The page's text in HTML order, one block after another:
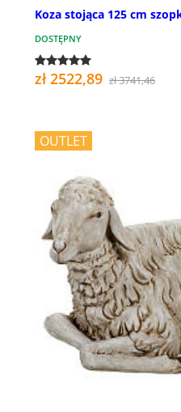
Koza stojąca 125 cm
DOSTĘPNY
zł 2522,89 zł 3741,46
OUTLET